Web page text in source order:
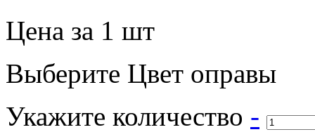
Цена за 1 шт
Выберите Цвет оправы
Укажите количество -